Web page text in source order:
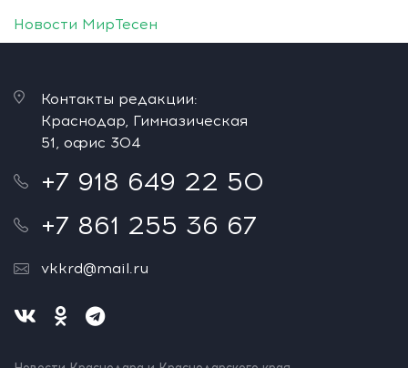
Новости МирТесен
Контакты редакции:
Краснодар, Гимназическая
51, офис 304
+7 918 649 22 50
+7 861 255 36 67
vkkrd@mail.ru